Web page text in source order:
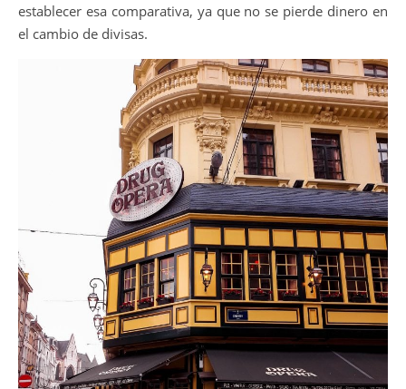
establecer esa comparativa, ya que no se pierde dinero en
el cambio de divisas.